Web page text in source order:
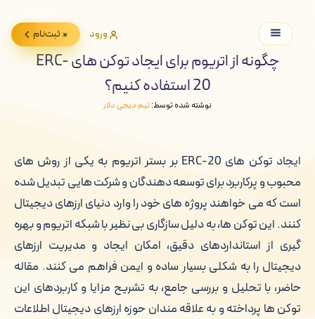
ورود ثبت‌نام
چگونه از اتریوم برای ایجاد توکن های ERC-
20 استفاده کنیم؟
نوشته شده توسط:تیم دیجی دلار
ایجاد توکن های ERC-20 بر بستر اتریوم به یکی از روش های
محبوب و پرکاربرد برای توسعه دهندگان و شرکت هایی تبدیل شده
است که می خواهند پروژه های خود را وارد دنیای ارزهای دیجیتال
کنند. این توکن ها، به دلیل سازگاری بی نظیر با شبکه اتریوم و بهره
گیری از استانداردهای دقیق، امکان ایجاد و مدیریت ارزهای
دیجیتال را به شکلی بسیار ساده و ایمن فراهم می کنند. مقاله
حاضر، با تحلیل و بررسی جامع، به تشریح مزایا و کاربردهای این
توکن ها پرداخته و به علاقه مندان حوزه ارزهای دیجیتال اطلاعات